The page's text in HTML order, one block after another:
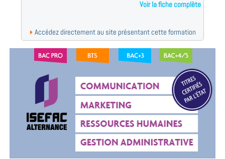
Voir la fiche complète
Accédez directement au site présentant cette formation